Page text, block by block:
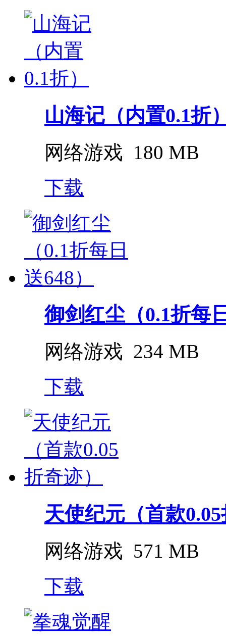
山海记（内置0.1折
网络游戏 180 MB
下载
御剑红尘（0.1折每
网络游戏 234 MB
下载
天使纪元（首款
网络游戏 571 MB
下载